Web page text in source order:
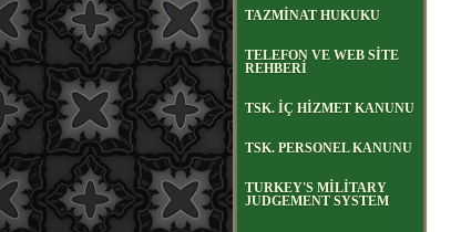
TAZMİNAT HUKUKU
TELEFON VE WEB SİTE
REHBERİ
TSK. İÇ HİZMET KANUNU
TSK. PERSONEL KANUNU
TURKEY'S MİLİTARY
JUDGEMENT SYSTEM